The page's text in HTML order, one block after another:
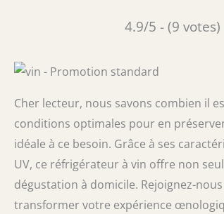
4.9/5 - (9 votes)
Cher lecteur, nous savons combien il
conditions optimales pour en
idéale à ce besoin. Grâce à ses
UV, ce réfrigérateur à vin offre non
dégustation à domicile. Rejoignez-
transformer votre expérience